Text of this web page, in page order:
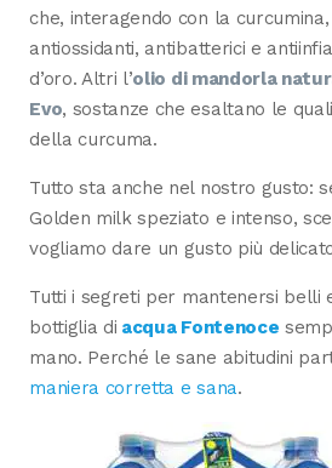
che, interagendo con la
antiossidanti, antibatterici e
d’oro. Altri l’olio di mandorla
Evo, sostanze che esaltano le
della curcuma.
Tutto sta anche nel nostro gusto:
Golden milk speziato e intenso,
vogliamo dare un gusto più
Tutti i segreti per mantenersi belli
bottiglia di acqua Fontenoce
mano. Perché le sane abitudini
maniera corretta e sana.